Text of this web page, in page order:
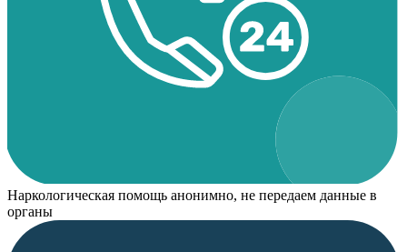
Наркологическая помощь анонимно, не передаем данные в
органы